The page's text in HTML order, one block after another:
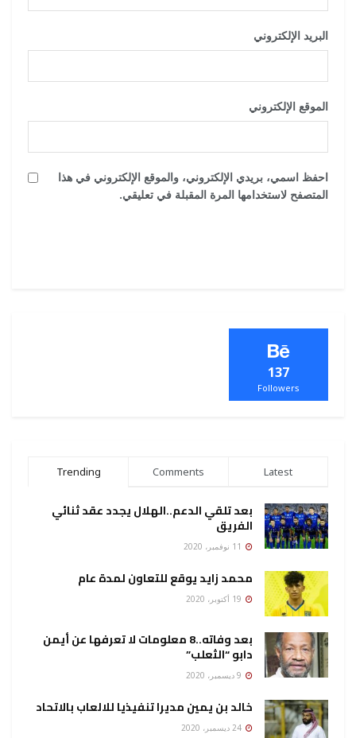
البريد الإلكتروني
الموقع الإلكتروني
احفظ اسمي، بريدي الإلكتروني، والموقع الإلكتروني في هذا
المتصفح لاستخدامها المرة المقبلة في تعليقي.
137
Followers
Trending Comments Latest
بعد تلقي الدعم..الهلال يجدد عقد ثنائي
الفريق
محمد زايد يوقع للتعاون لمدة عام
بعد وفاته..8 معلومات لا تعرفها عن أيمن
دابو “الثعلب”
خالد بن يمين مديرا تنفيذيا للالعاب بالاتحاد